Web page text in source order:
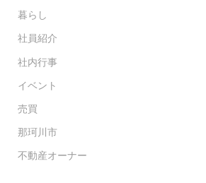
暮らし
社員紹介
社内行事
イベント
売買
那珂川市
不動産オーナー